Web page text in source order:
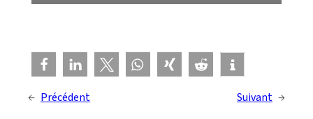
← Précédent Suivant →